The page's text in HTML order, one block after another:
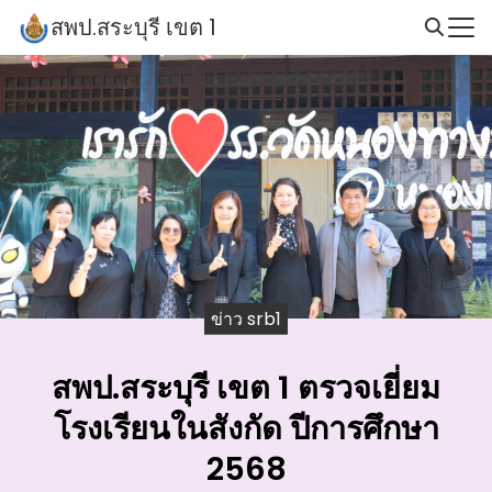
Skip
content
สพป.สระบุรี เขต 1
Search
for:
ข่าว srb1
สพป.สระบุรี เขต 1 ตรวจเยี่ยม
โรงเรียนในสังกัด ปีการศึกษา
2568